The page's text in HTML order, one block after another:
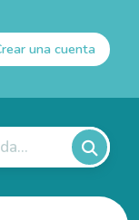
una cuenta